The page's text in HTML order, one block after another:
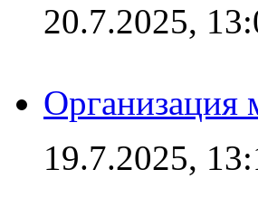
20.7.2025,
Организация
19.7.2025,